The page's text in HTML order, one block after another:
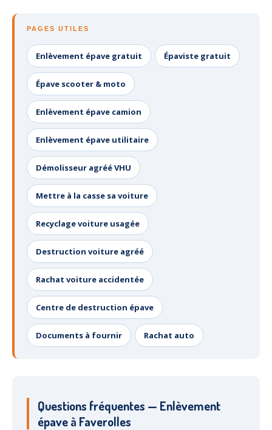
PAGES UTILES
Enlèvement épave gratuit Épaviste gratuit
Épave scooter & moto
Enlèvement épave camion
Enlèvement épave utilitaire
Démolisseur agréé VHU
Mettre à la casse sa voiture
Recyclage voiture usagée
Destruction voiture agréé
Rachat voiture accidentée
Centre de destruction épave
Documents à fournir Rachat auto
Questions fréquentes — Enlèvement
épave à Faverolles